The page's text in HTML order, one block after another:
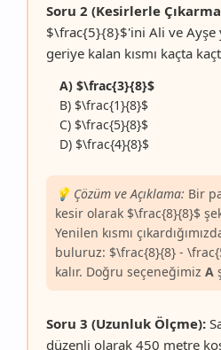
Soru 2 (Kesirlerle
$\frac{5}{8}$'ini Ali ve Ayşe
geriye kalan kısmı kaçta
A) $\frac{3}{8}$
B) $\frac{1}{8}$
C) $\frac{5}{8}$
D) $\frac{4}{8}$
💡 Çözüm ve Açıklama: Bir
kesir olarak $\frac{8}{8}$
Yenilen kısmı
buluruz: $\frac{8}{8} -
kalır. Doğru seçeneğimiz A
Soru 3 (Uzunluk Ölçme):
düzenli olarak 450 metre